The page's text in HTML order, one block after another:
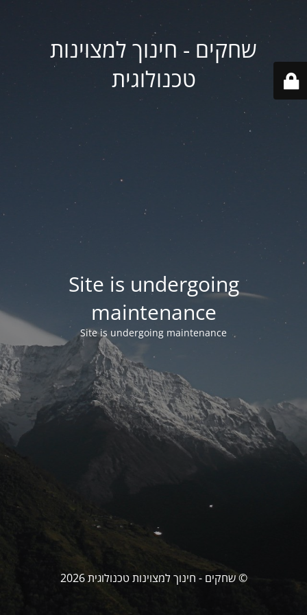
שחקים - חינוך למצוינות
טכנולוגית
Site is undergoing
maintenance
Site is undergoing maintenance
© שחקים - חינוך למצוינות טכנולוגית 2026